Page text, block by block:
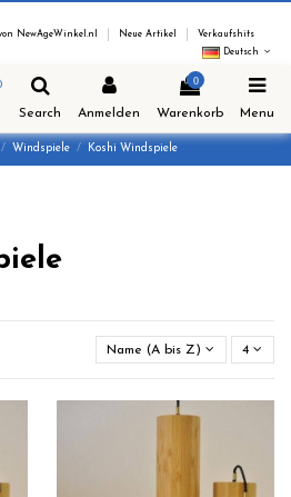
NewAgeWinkel.nl Neue Artikel
Verkaufshits
Deutsch
Search Anmelden
0
Warenkorb Menu
Windspiele Koshi Windspiele
Name (A bis Z) 4